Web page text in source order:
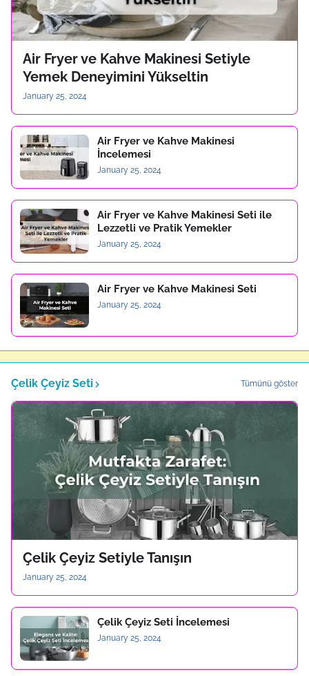
Air Fryer ve Kahve Makinesi Setiyle
Yemek Deneyimini Yükseltin
January 25, 2024
Air Fryer ve Kahve Makinesi
İncelemesi
January 25, 2024
Air Fryer ve Kahve Makinesi Seti ile
Lezzetli ve Pratik Yemekler
January 25, 2024
Air Fryer ve Kahve Makinesi Seti
January 25, 2024
Çelik Çeyiz Seti Tümünü göster
Çelik Çeyiz Setiyle Tanışın
January 25, 2024
Çelik Çeyiz Seti İncelemesi
January 25, 2024